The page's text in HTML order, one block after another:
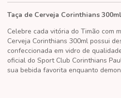
Taça de Cerveja Corinthians
Celebre cada vitória do Timão com
Cerveja Corinthians 300ml possui
confeccionada em vidro de
oficial do Sport Club Corinthians
sua bebida favorita enquanto